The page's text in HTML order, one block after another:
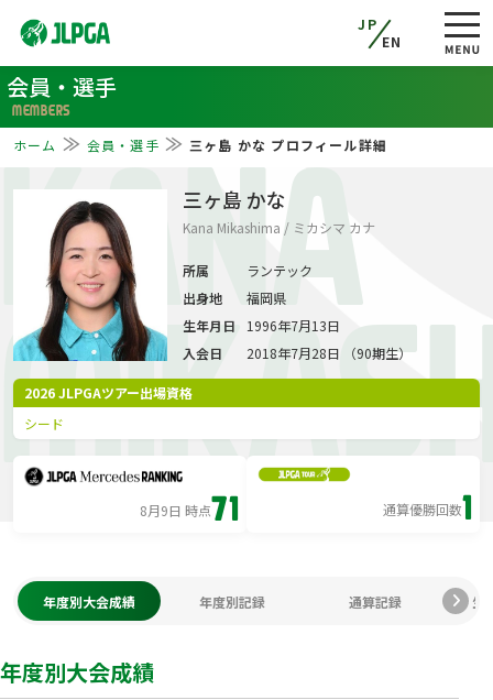
JP
EN
会員・選手
MEMBERS
ホーム 会員・選手 三ヶ島 かな プロフィール詳細
KANA
三ヶ島 かな
Kana Mikashima / ミカシマ カナ
2026 JLPGAツアー出場資格
シード
所属
ランテック
出身地
福岡県
生年月日
1996年7月13日
入会日
2018年7月28日 （90期生）
8月9日 時点71 通算優勝回数1
年度別大会成績 年度別記録 通算記録 生
年度別大会成績